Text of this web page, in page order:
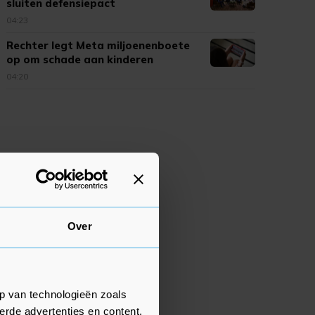
Over
van technologieën zoals
advertenties en content,
sluiten defensiepact
04:23
Rechter legt Meta miljoenenboete
op om schade aan kinderen
04:20